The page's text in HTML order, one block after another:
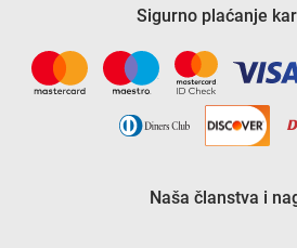
Sigurno plaćanje
Naša članstva i